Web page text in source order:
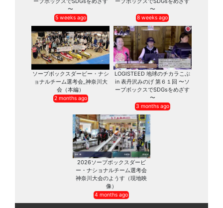
〜
5 weeks ago
〜
8 weeks ago
ソープボックスダービー・ナシ
ョナルチーム選考会_神奈川大
会（本編）
2 months ago
LOGISTEED 地球のチカラこぶ
in 表丹沢みのげ 第６１回 〜ソ
ープボックスでSDGsをめざす
〜
3 months ago
2026ソープボックスダービ
ー・ナショナルチーム選考会
神奈川大会のようす（現地映
像）
4 months ago